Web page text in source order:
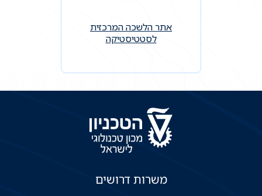
אתר הלשכה המרכזית
לסטטיסטיקה
משרות דרושים